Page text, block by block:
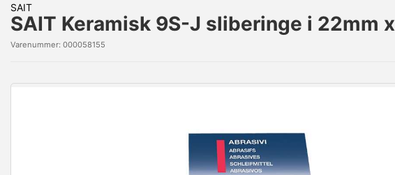
SAIT
SAIT Keramisk 9S-J sliberinge i 22mm
Varenummer: 000058155